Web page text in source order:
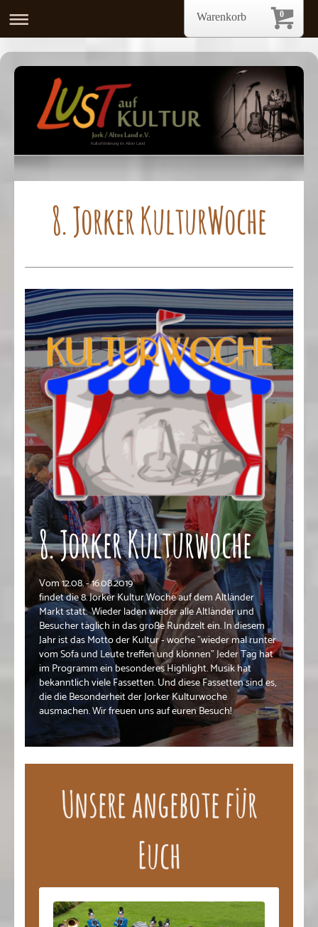
Kulturförderung im Alten Land
8. Jorker KulturWoche
8. Jorker Kulturwoche
Vom 12.08. - 16.08.2019
findet die 8. Jorker Kultur Woche auf dem Altländer
Markt statt. Wieder laden wieder alle Altländer und
Besucher täglich in das große Rundzelt ein. In diesem
Jahr ist das Motto der Kultur - woche "wieder mal runter
vom Sofa und Leute treffen und klönnen" Jeder Tag hat
im Programm ein besonderes Highlight. Musik hat
bekanntlich viele Fassetten. Und diese Fassetten sind es,
die die Besonderheit der Jorker Kulturwoche
ausmachen. Wir freuen uns auf euren Besuch!
Unsere angebote für
Euch
0
Warenkorb